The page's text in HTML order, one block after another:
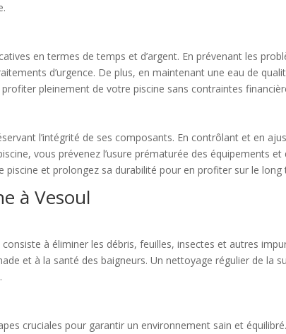
en termes de temps et d’argent. En prévenant les
d’urgence. De plus, en maintenant une eau de
pleinement de votre piscine sans contraintes
l’intégrité de ses composants. En contrôlant et en
vous prévenez l’usure prématurée des équipements
et prolongez sa durabilité pour en profiter sur le long
à Vesoul
à éliminer les débris, feuilles, insectes et autres
et à la santé des baigneurs. Un nettoyage régulier de la
cruciales pour garantir un environnement sain et